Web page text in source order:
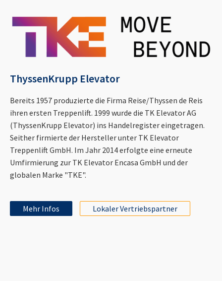
ThyssenKrupp Elevator
Bereits 1957 produzierte die Firma Reise/Thyssen de Reis
ihren ersten Treppenlift. 1999 wurde die TK Elevator AG
(ThyssenKrupp Elevator) ins Handelregister eingetragen.
Seither firmierte der Hersteller unter TK Elevator
Treppenlift GmbH. Im Jahr 2014 erfolgte eine erneute
Umfirmierung zur TK Elevator Encasa GmbH und der
globalen Marke "TKE".
Mehr Infos Lokaler Vertriebspartner